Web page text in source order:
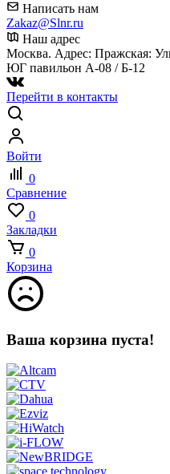
Написать нам
Zakaz@Slnr.ru
Наш адрес
Москва. Адрес: Пражская:
ЮГ павильон А-08 / Б-12
Перейти в контакты
Войти
0
Сравнение
0
Закладки
0
Корзина
Ваша корзина пуста!